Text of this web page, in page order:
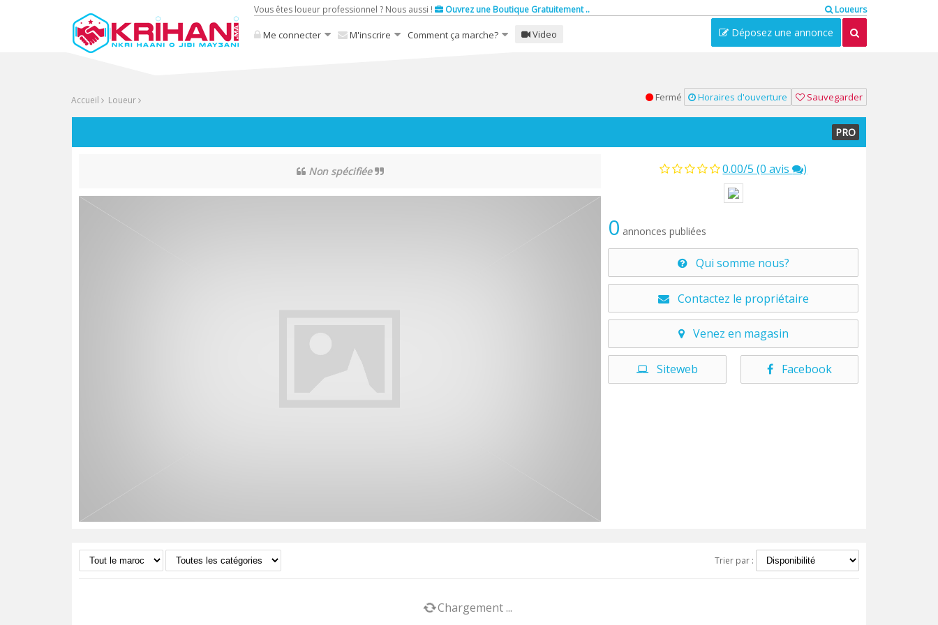
Vous êtes loueur professionnel ? Nous aussi ! Ouvrez une Boutique Gratuitement .. Loueurs
Me connecter M'inscrire Comment ça marche? Video Déposez une annonce
Accueil Loueur Sauvegarder
Fermé Horaires d'ouverture
PRO
Non spécifiée 0.00/5 (0 avis )
0 annonces publiées
Qui somme nous?
Contactez le propriétaire
Venez en magasin
Siteweb Facebook
Trier par :
Chargement ...